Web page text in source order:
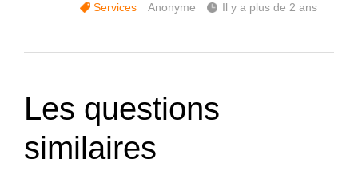
Services
Anonyme Il y a plus de 2 ans
Les questions
similaires